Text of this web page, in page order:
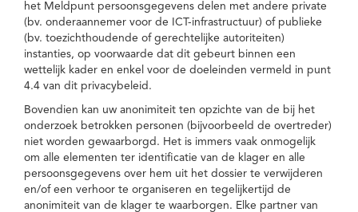
het Meldpunt persoonsgegevens delen met andere private
(bv. onderaannemer voor de ICT-infrastructuur) of publieke
(bv. toezichthoudende of gerechtelijke autoriteiten)
instanties, op voorwaarde dat dit gebeurt binnen een
wettelijk kader en enkel voor de doeleinden vermeld in punt
4.4 van dit privacybeleid.
Bovendien kan uw anonimiteit ten opzichte van de bij het
onderzoek betrokken personen (bijvoorbeeld de overtreder)
niet worden gewaarborgd. Het is immers vaak onmogelijk
om alle elementen ter identificatie van de klager en alle
persoonsgegevens over hem uit het dossier te verwijderen
en/of een verhoor te organiseren en tegelijkertijd de
anonimiteit van de klager te waarborgen. Elke partner van